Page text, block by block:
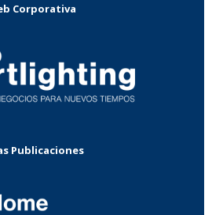
Corporativa
Publicaciones